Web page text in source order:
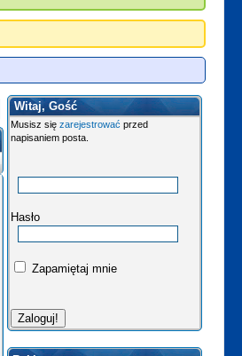
Witaj, Gość
Musisz sięzarejestrować przed
napisaniem posta.
Hasło
Zapamiętaj mnie